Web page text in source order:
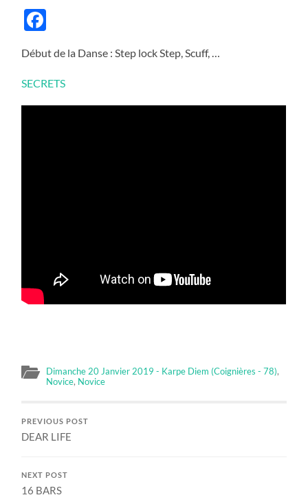
Début de la Danse : Step lock Step, Scuff, …
SECRETS
Dimanche 20 Janvier 2019 - Karpe Diem (Coignières - 78),
Novice, Novice
PREVIOUS POST
DEAR LIFE
NEXT POST
16 BARS